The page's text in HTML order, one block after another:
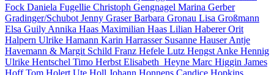
Fock Daniela Fugellie Christoph Gengnagel Marina Gerber
Gradinger/Schubot Jenny GraserBarbara Gronau Lisa Großmann
Elsa Guily Annika Haas Maximilian Haas Lilian HabererOrit
Halpern Ulrike Hamann Karin Harrasser Susanne HauserAntje
Havemann & Margit Schild Franz Hefele Lutz Hengst Anke Hennig
Ulrike Hentschel Timo Herbst Elisabeth Heyne Marc Higgin James
HoffTom Holert Ute Holl Johann Honnens Candice Hopkins